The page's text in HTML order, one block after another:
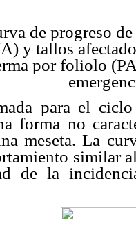
de progreso
y tallos
por foliolo
para el
forma no
meseta. La
similar
de la